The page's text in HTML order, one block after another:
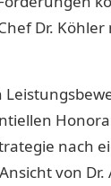
Dr.
nach
von